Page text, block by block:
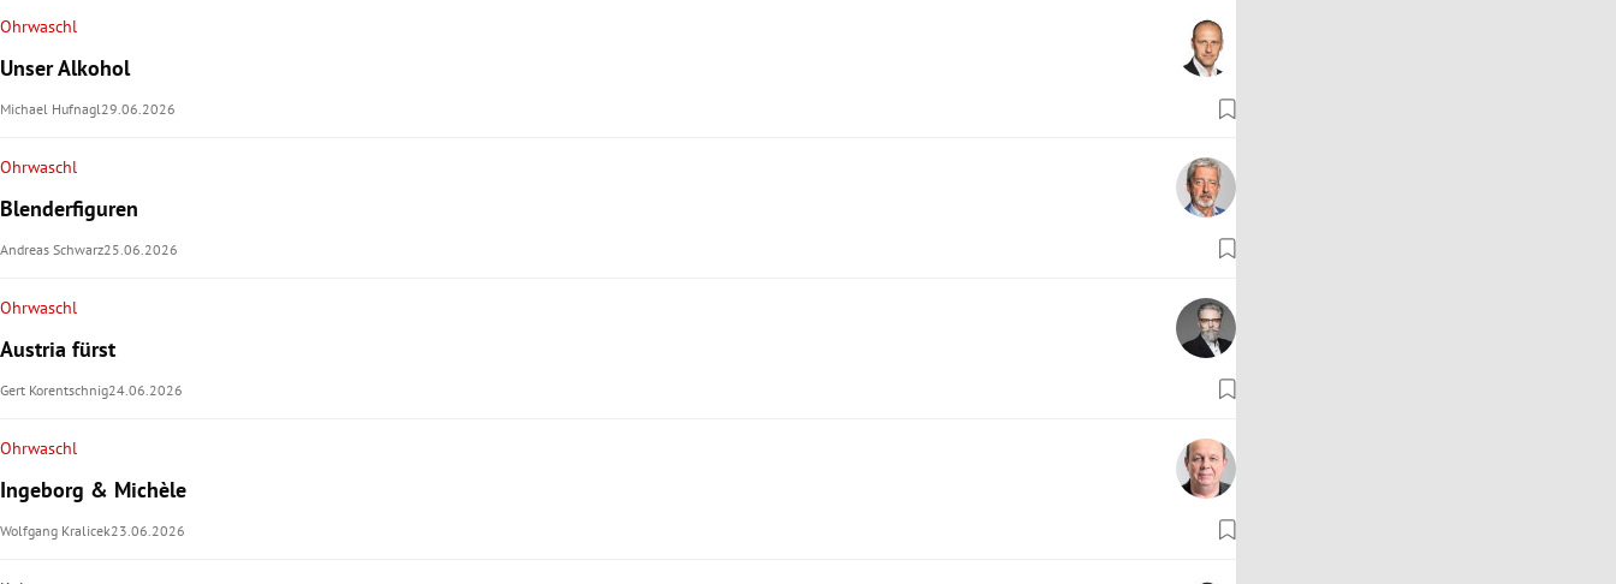
Ohrwaschl
Unser Alkohol
Michael Hufnagl29.06.2026
Ohrwaschl
Blenderfiguren
Andreas Schwarz25.06.2026
Ohrwaschl
Austria fürst
Gert Korentschnig24.06.2026
Ohrwaschl
Ingeborg & Michèle
Wolfgang Kralicek23.06.2026